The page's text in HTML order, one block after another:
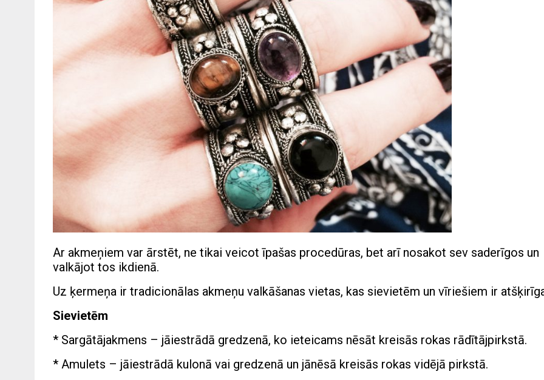
Ar akmeņiem var ārstēt, ne tikai veicot īpašas procedūras, bet arī nosakot sev saderīgos un
valkājot tos ikdienā.
Uz ķermeņa ir tradicionālas akmeņu valkāšanas vietas, kas sievietēm un vīriešiem ir
Sievietēm
* Sargātājakmens – jāiestrādā gredzenā, ko ieteicams nēsāt kreisās rokas rādītājpirkstā.
* Amulets – jāiestrādā kulonā vai gredzenā un jānēsā kreisās rokas vidējā pirkstā.